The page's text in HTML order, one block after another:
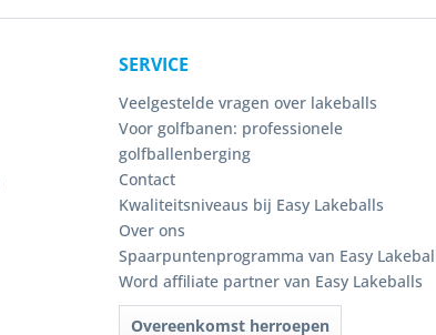
SERVICE
Veelgestelde vragen over lakeballs
Voor golfbanen: professionele
golfballenberging
Contact
Kwaliteitsniveaus bij Easy Lakeballs
Over ons
Spaarpuntenprogramma van Easy
Word affiliate partner van Easy Lakeballs
Overeenkomst herroepen